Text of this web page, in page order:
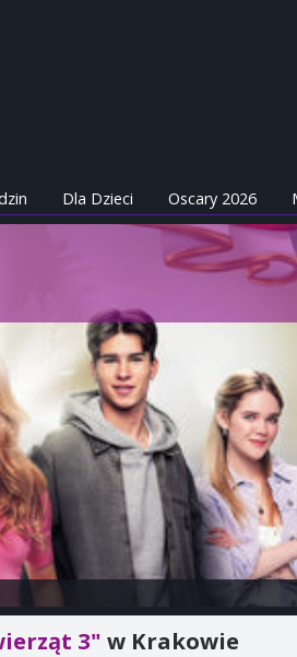
Dla Dzieci Oscary 2026
3"w Krakowie